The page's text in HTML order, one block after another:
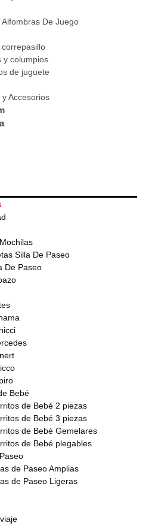
Alfombras De Juego
y columpios
de juguete
Accesorios
Silla De Paseo
De Paseo
Bebé
de Bebé 2 piezas
de Bebé 3 piezas
de Bebé Gemelares
de Bebé plegables
de Paseo Amplias
de Paseo Ligeras